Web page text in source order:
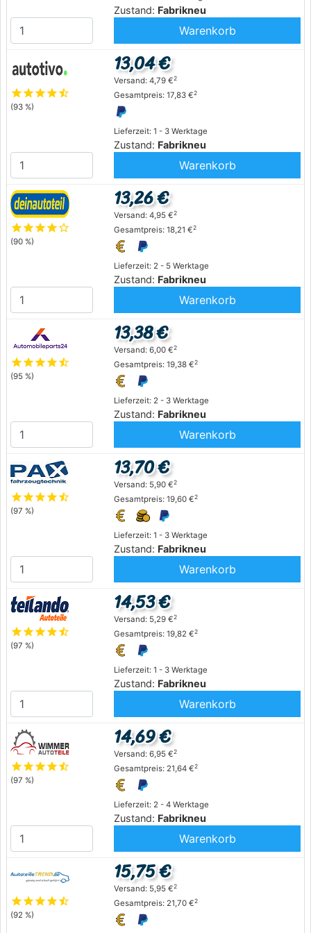
Zustand: Fabrikneu
Warenkorb
starstarstarstarstar_half
(93 %)
Lieferzeit: 1 - 3 Werktage
Zustand: Fabrikneu
13,04 €
Versand: 4,79 €2
Gesamtpreis: 17,83 €2
Warenkorb
starstarstarstarstar_outline
(90 %)
Lieferzeit: 2 - 5 Werktage
Zustand: Fabrikneu
13,26 €
Versand: 4,95 €2
Gesamtpreis: 18,21 €2
Warenkorb
starstarstarstarstar_half
(95 %)
Lieferzeit: 2 - 3 Werktage
Zustand: Fabrikneu
13,38 €
Versand: 6,00 €2
Gesamtpreis: 19,38 €2
Warenkorb
starstarstarstarstar_half
(97 %)
Lieferzeit: 1 - 3 Werktage
Zustand: Fabrikneu
13,70 €
Versand: 5,90 €2
Gesamtpreis: 19,60 €2
Warenkorb
starstarstarstarstar_half
(97 %)
Lieferzeit: 1 - 3 Werktage
Zustand: Fabrikneu
14,53 €
Versand: 5,29 €2
Gesamtpreis: 19,82 €2
Warenkorb
starstarstarstarstar_half
(97 %)
Lieferzeit: 2 - 4 Werktage
Zustand: Fabrikneu
14,69 €
Versand: 6,95 €2
Gesamtpreis: 21,64 €2
Warenkorb
starstarstarstarstar_half
(92 %)
15,75 €
Versand: 5,95 €2
Gesamtpreis: 21,70 €2